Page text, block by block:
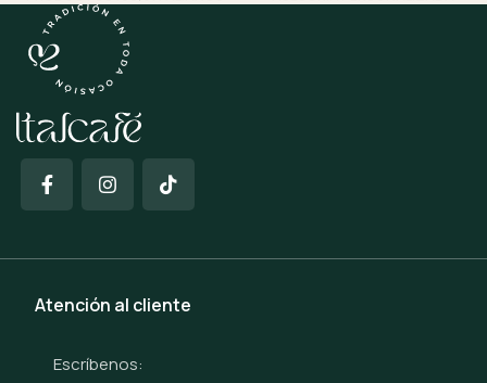
Atención al cliente
Escríbenos: